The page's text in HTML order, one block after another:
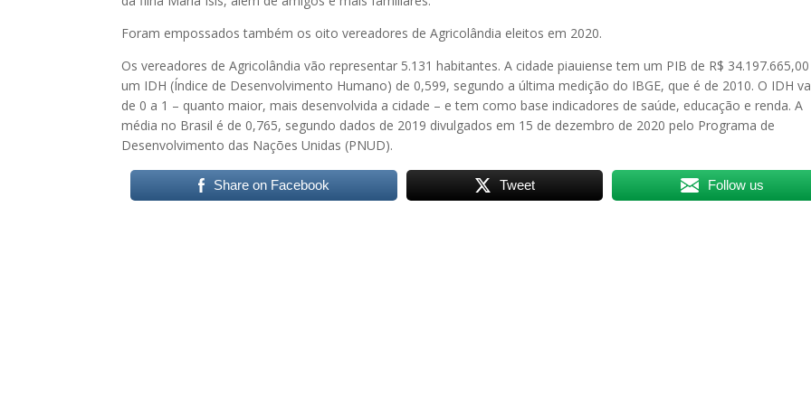
Foram empossados também os oito vereadores de Agricolândia eleitos em 2020.
Os vereadores de Agricolândia vão representar 5.131 habitantes. A cidade piauiense tem um PIB de R$
um IDH (Índice de Desenvolvimento Humano) de 0,599, segundo a última medição do IBGE, que é de 2010. O IDH
de 0 a 1 – quanto maior, mais desenvolvida a cidade – e tem como base indicadores de saúde, educação e renda. A
média no Brasil é de 0,765, segundo dados de 2019 divulgados em 15 de dezembro de 2020 pelo Programa de
Desenvolvimento das Nações Unidas (PNUD).
Share on Facebook Tweet Follow us